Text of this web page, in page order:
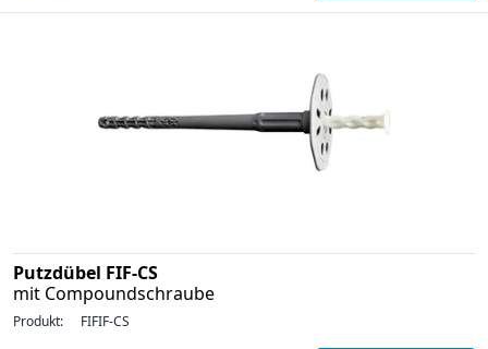
Putzdübel FIF-CS
mit Compoundschraube
Produkt: FIFIF-CS